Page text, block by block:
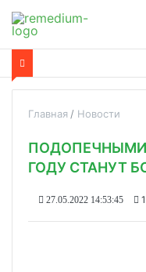
Главная Новости
ПОДОПЕЧНЫМИ
ГОДУ СТАНУТ
27.05.2022 14:53:45